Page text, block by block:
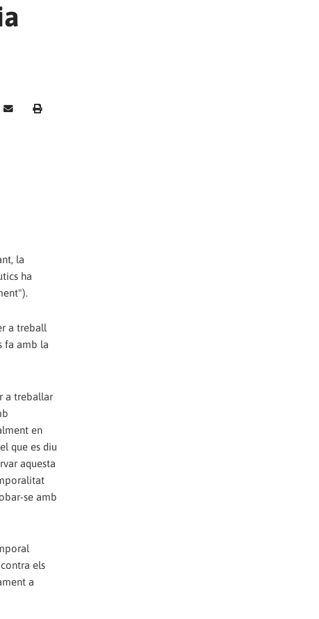
la
ha
a treball
fa amb la
a treballar
en
que es diu
aquesta
se amb
els
a